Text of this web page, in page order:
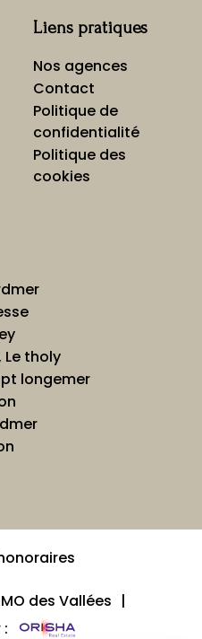
Liens pratiques
Nos agences
Contact
Politique de
confidentialité
Politique des
cookies
tholy
longemer
des Vallées |